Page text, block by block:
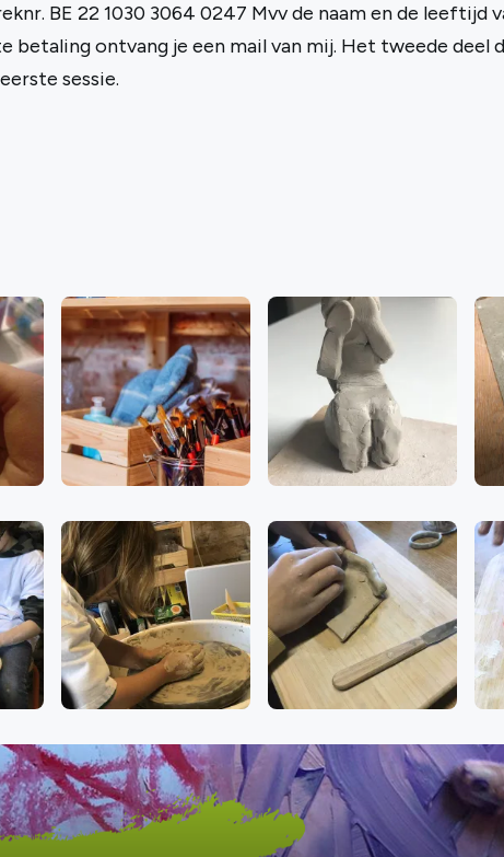
BE 22 1030 3064 0247 Mvv de naam en de leeftijd
betaling ontvang je een mail van mij. Het tweede deel
sessie.